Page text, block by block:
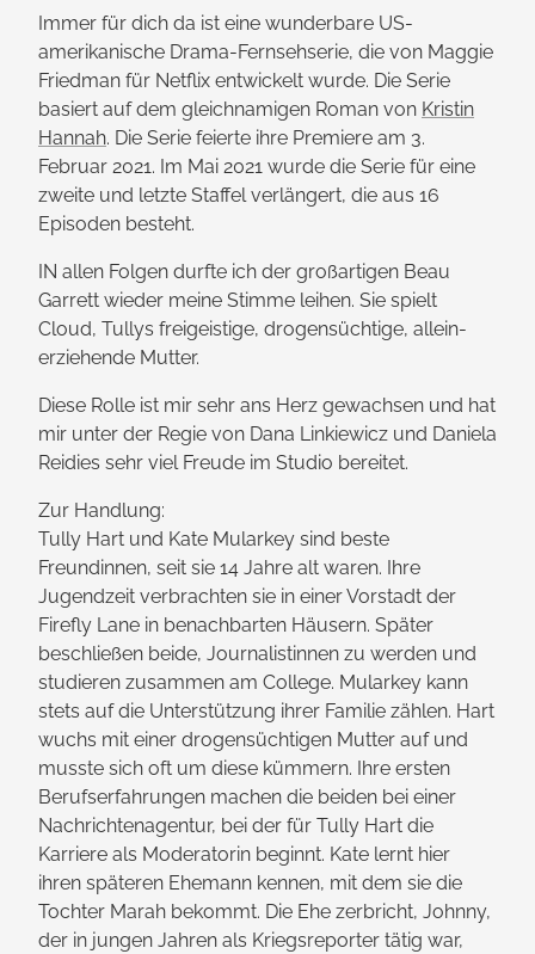
Immer für dich da ist eine wunderbare US-
amerikanische Drama-Fernsehserie, die von Maggie
Friedman für Netflix entwickelt wurde. Die Serie
basiert auf dem gleich­namigen Roman von Kristin
Hannah. Die Serie feierte ihre Premiere am 3.
Februar 2021. Im Mai 2021 wurde die Serie für eine
zweite und letzte Staffel verlängert, die aus 16
Episoden besteht.
IN allen Folgen durfte ich der groß­artigen Beau
Garrett wieder meine Stimme leihen. Sie spielt
Cloud, Tullys freigeistige, drogen­süchtige, allein­
erziehende Mutter.
Diese Rolle ist mir sehr ans Herz gewachsen und hat
mir unter der Regie von Dana Linkiewicz und Daniela
Reidies sehr viel Freude im Studio bereitet.
Zur Handlung:
Tully Hart und Kate Mularkey sind beste
Freundinnen, seit sie 14 Jahre alt waren. Ihre
Jugendzeit verbrachten sie in einer Vorstadt der
Firefly Lane in benach­barten Häusern. Später
beschließen beide, Journalis­tinnen zu werden und
studieren zusammen am College. Mularkey kann
stets auf die Unterstützung ihrer Familie zählen. Hart
wuchs mit einer drogen­süchtigen Mutter auf und
musste sich oft um diese kümmern. Ihre ersten
Berufs­erfahrungen machen die beiden bei einer
Nachrichtenagentur, bei der für Tully Hart die
Karriere als Moderatorin beginnt. Kate lernt hier
ihren späteren Ehemann kennen, mit dem sie die
Tochter Marah bekommt. Die Ehe zerbricht, Johnny,
der in jungen Jahren als Kriegs­reporter tätig war,